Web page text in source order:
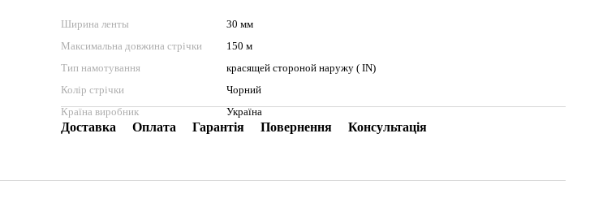
Ширина ленты
30 мм
Максимальна довжина стрічки
150 м
Тип намотування
красящей стороной наружу ( IN)
Колір стрічки
Чорний
Країна виробник
Україна
Доставка Оплата Гарантія Повернення Консультація